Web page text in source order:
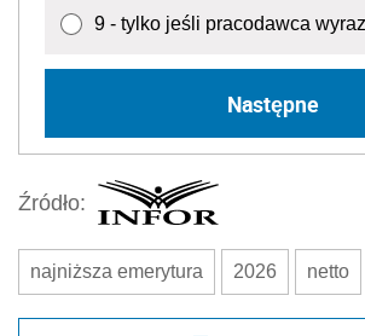
9 - tylko jeśli pracodawca
Następne
Źródło:
najniższa emerytura 2026 netto